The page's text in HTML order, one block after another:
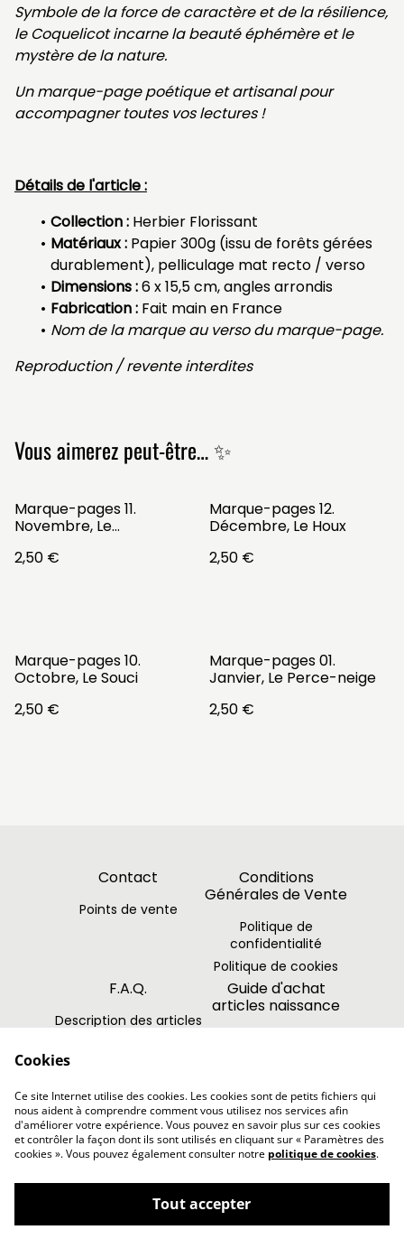
Symbole de la force de caractère et de la résilience,
le Coquelicot incarne la beauté éphémère et le
mystère de la nature.
Un marque-page poétique et artisanal pour
accompagner toutes vos lectures !
Détails de l'article :
Collection : Herbier Florissant
Matériaux : Papier 300g (issu de forêts gérées
durablement), pelliculage mat recto / verso
Dimensions :6 x 15,5 cm, angles arrondis
Fabrication : Fait main en France
Nom de la marque au verso du marque-page.
Reproduction / revente interdites
Vous aimerez peut-être… ✨
Marque-pages 11.
Novembre, Le
2,50 €
Marque-pages 12.
Décembre, Le Houx
2,50 €
Marque-pages 10.
Octobre, Le Souci
2,50 €
Marque-pages 01.
Janvier, Le Perce-neige
2,50 €
Contact
Points de vente
Conditions
Générales de Vente
Politique de
confidentialité
Politique de cookies
F.A.Q.
Description des articles
Les options
Guide d'achat
articles naissance
©2026Farembuleuse
Cookies
Ce site Internet utilise des cookies. Les cookies sont de petits fichiers qui
nous aident à comprendre comment vous utilisez nos services afin
d'améliorer votre expérience. Vous pouvez en savoir plus sur ces cookies
et contrôler la façon dont ils sont utilisés en cliquant sur « Paramètres des
cookies ». Vous pouvez également consulter notre politique de cookies.
Tout accepter